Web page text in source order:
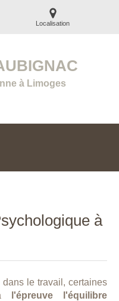
Localisation
à Limoges
à
le travail, certaines
l'épreuve l'équilibre